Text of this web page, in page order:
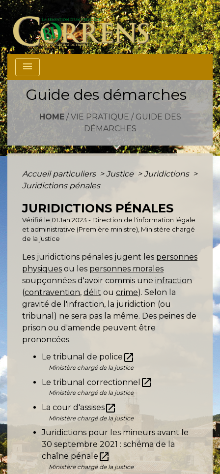
menu
Guide des démarches
HOME/ VIE PRATIQUE / GUIDE DES
DÉMARCHES
Accueil particuliers > Justice > Juridictions >
Juridictions pénales
JURIDICTIONS PÉNALES
Vérifié le 01 Jan 2023 - Direction de l'information légale
et administrative (Première ministre), Ministère chargé
de la justice
Les juridictions pénales jugent les personnes
physiques ou les personnes morales
soupçonnées d'avoir commis une infraction
(contravention, délit ou crime). Selon la
gravité de l'infraction, la juridiction (ou
tribunal) ne sera pas la même. Des peines de
prison ou d'amende peuvent être
prononcées.
Le tribunal de police open_in_new
Ministère chargé de la justice
Le tribunal correctionnel open_in_new
Ministère chargé de la justice
La cour d'assisesopen_in_new
Ministère chargé de la justice
Juridictions pour les mineurs avant le
30 septembre 2021 : schéma de la
chaîne pénale open_in_new
Ministère chargé de la justice